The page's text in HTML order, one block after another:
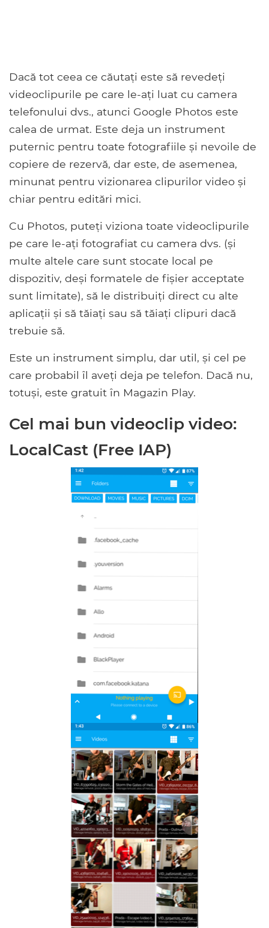
Dacă tot ceea ce căutați este să revedeți
videoclipurile pe care le-ați luat cu camera
telefonului dvs., atunci Google Photos este
calea de urmat. Este deja un instrument
puternic pentru toate fotografiile și nevoile de
copiere de rezervă, dar este, de asemenea,
minunat pentru vizionarea clipurilor video și
chiar pentru editări mici.
Cu Photos, puteți viziona toate videoclipurile
pe care le-ați fotografiat cu camera dvs. (și
multe altele care sunt stocate local pe
dispozitiv, deși formatele de fișier acceptate
sunt limitate), să le distribuiți direct cu alte
aplicații și să tăiați sau să tăiați clipuri dacă
trebuie să.
Este un instrument simplu, dar util, și cel pe
care probabil îl aveți deja pe telefon. Dacă nu,
totuși, este gratuit în Magazin Play.
Cel mai bun videoclip video:
LocalCast (Free IAP)